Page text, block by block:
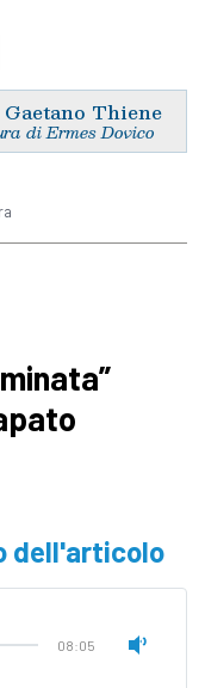
Gaetano Thiene
di Ermes Dovico
dell'articolo
08:05